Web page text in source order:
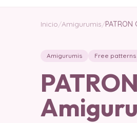
Inicio/Amigurumis/
Amigurumis Free